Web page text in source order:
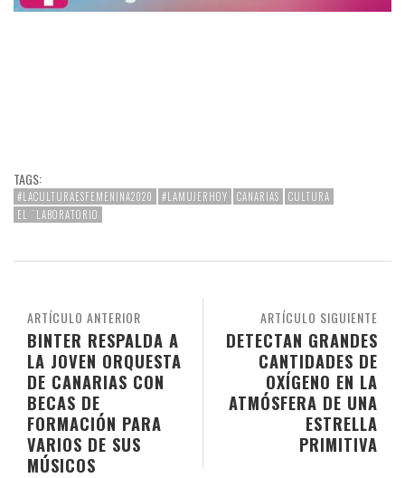
TAGS:
#LACULTURAESFEMENINA2020 #LAMUJERHOY CANARIAS
CULTURA
EL ¨LABORATORIO
ARTÍCULO SIGUIENTE
DETECTAN GRANDES
CANTIDADES DE
OXÍGENO EN LA
ATMÓSFERA DE UNA
ESTRELLA
PRIMITIVA
ARTÍCULO ANTERIOR
BINTER RESPALDA A
LA JOVEN ORQUESTA
DE CANARIAS CON
BECAS DE
FORMACIÓN PARA
VARIOS DE SUS
MÚSICOS